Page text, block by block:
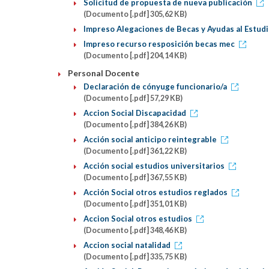
Solicitud de propuesta de nueva publicación
(Documento [.pdf] 305,62 KB)
Impreso Alegaciones de Becas y Ayudas al
Impreso recurso resposición becas mec
(Documento [.pdf] 204,14 KB)
Personal Docente
Declaración de cónyuge funcionario/a
(Documento [.pdf] 57,29 KB)
Accion Social Discapacidad
(Documento [.pdf] 384,26 KB)
Acción social anticipo reintegrable
(Documento [.pdf] 361,22 KB)
Acción social estudios universitarios
(Documento [.pdf] 367,55 KB)
Acción Social otros estudios reglados
(Documento [.pdf] 351,01 KB)
Accion Social otros estudios
(Documento [.pdf] 348,46 KB)
Accion social natalidad
(Documento [.pdf] 335,75 KB)